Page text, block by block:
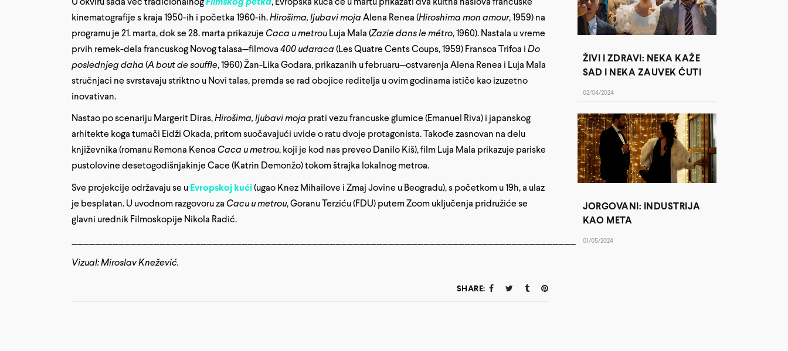
U okviru sada već tradicionalnog Filmskog petka, Evropska kuća će u martu prikazati dva kultna naslova francuske
kinematografije s kraja 1950-ih i početka 1960-ih.Hirošima, ljubavi moja Alena Renea (Hiroshima mon amour, 1959) na
programu je 21. marta, dok se 28. marta prikazuje Caca u metrouLuja Mala (Zazie dans le métro, 1960). Nastala u vreme
prvih remek-dela francuskog Novog talasa—filmova 400 udaraca (Les Quatre Cents Coups, 1959) Fransoa Trifoa i Do
poslednjeg daha (A bout de souffle, 1960) Žan-Lika Godara, prikazanih u februaru—ostvarenja Alena Renea i Luja Mala
stručnjaci ne svrstavaju striktno u Novi talas, premda se rad obojice reditelja u ovim godinama ističe kao izuzetno
inovativan.
Nastao po scenariju Margerit Diras,Hirošima, ljubavi moja prati vezu francuske glumice (Emanuel Riva) i japanskog
arhitekte koga tumači Eidži Okada, pritom suočavajući uvide o ratu dvoje protagonista. Takođe zasnovan na delu
književnika (romanu Remona Kenoa Caca u metrou, koji je kod nas preveo Danilo Kiš), film Luja Mala prikazuje pariske
pustolovine desetogodišnjakinje Cace (Katrin Demonžo) tokom štrajka lokalnog metroa.
Sve projekcije održavaju se u Evropskoj kući (ugao Knez Mihailove i Zmaj Jovine u Beogradu), s početkom u 19h, a ulaz
je besplatan. U uvodnom razgovoru za Cacu u metrou, Goranu Terziću (FDU) putem Zoom uključenja pridružiće se
glavni urednik Filmoskopije Nikola Radić.
______________________________________________________________________________________
Vizual: Miroslav Knežević.
SHARE:
ŽIVI I ZDRAVI: NEKA KAŽE
SAD I NEKA ZAUVEK ĆUTI
02/04/2024
JORGOVANI: INDUSTRIJA
KAO META
01/05/2024